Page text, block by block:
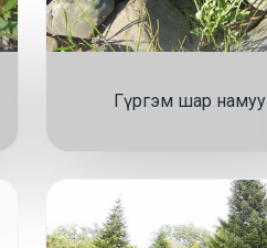
Гүргэм шар намуу